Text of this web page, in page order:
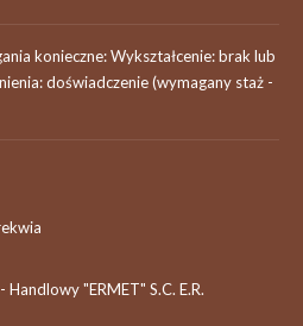
konieczne: Wykształcenie: brak lub
doświadczenie (wymagany staż -
"ERMET" S.C. E.R.